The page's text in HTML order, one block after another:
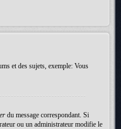
et des sujets, exemple: Vous
du message correspondant. Si
ou un administrateur modifie le